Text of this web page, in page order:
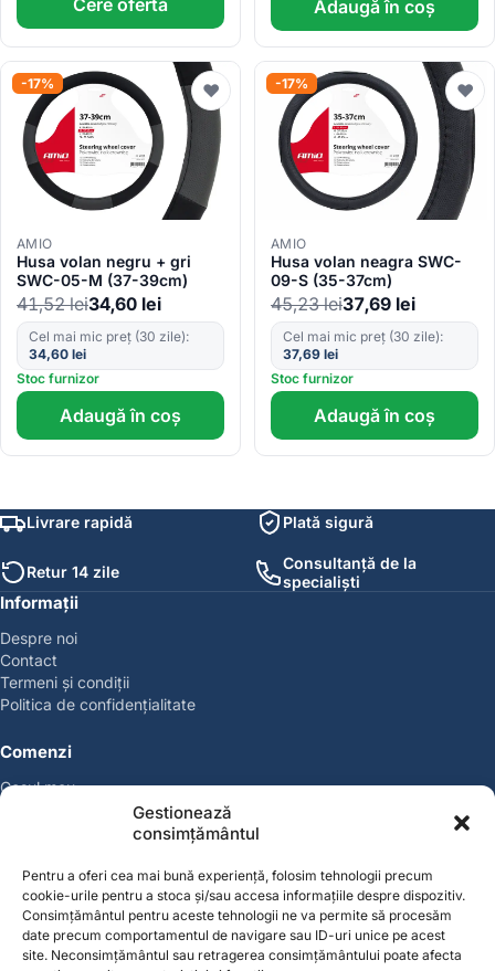
Gestionează
consimțământul
Pentru a oferi cea mai bună experiență, folosim tehnologii precum
cookie-urile pentru a stoca și/sau accesa informațiile despre dispozitiv.
Consimțământul pentru aceste tehnologii ne va permite să procesăm
date precum comportamentul de navigare sau ID-uri unice pe acest
site. Neconsimțământul sau retragerea consimțământului poate afecta
Cere ofertă Adaugă în coș
-17% ♥
AMIO
Husa volan negru + gri
SWC-05-M (37-39cm)
41,52lei34,60 lei
Cel mai mic preț (30 zile):
34,60 lei
Stoc furnizor
Adaugă în coș
-17% ♥
AMIO
Husa volan neagra SWC-
09-S (35-37cm)
45,23lei37,69 lei
Cel mai mic preț (30 zile):
37,69 lei
Stoc furnizor
Adaugă în coș
Livrare rapidă Plată sigură
Retur 14 zile
Consultanță de la
specialiști
Informații
Despre noi
Contact
Termeni și condiții
Politica de confidențialitate
Comenzi
Coșul meu
Cont
Contul meu
Favorite